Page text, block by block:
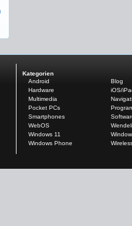
Kategorien
Android
Blog
Hardware
iOS/
Multimedia
Pocket PCs
Smartphones
WebOS
Windows 11
Windows Phone